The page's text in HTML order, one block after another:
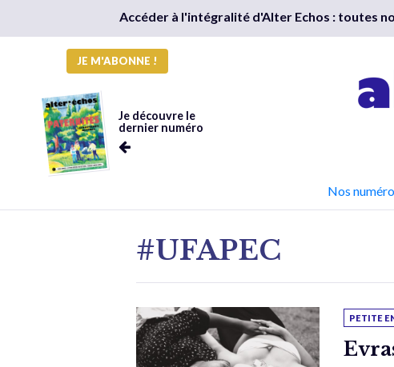
Accéder à l'intégralité d'Alter Echos : toutes
JE M'ABONNE !
Je découvre le
dernier numéro
Nos
#UFAPEC
PETITE